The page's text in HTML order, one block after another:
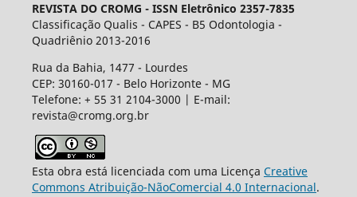
REVISTA DO CROMG - ISSN Eletrônico 2357-7835
Classificação Qualis - CAPES - B5 Odontologia -
Quadriênio 2013-2016
Rua da Bahia, 1477 - Lourdes
CEP: 30160-017 - Belo Horizonte - MG
Telefone: + 55 31 2104-3000 | E-mail:
revista@cromg.org.br
Esta obra está licenciada com uma Licença Creative
Commons Atribuição-NãoComercial 4.0 Internacional.